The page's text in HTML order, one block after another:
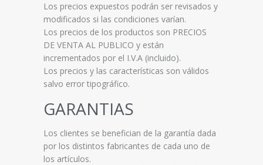
Los precios expuestos podrán ser revisados y
modificados si las condiciones varían.
Los precios de los productos son PRECIOS
DE VENTA AL PUBLICO y están
incrementados por el I.V.A (incluido).
Los precios y las características son válidos
salvo error tipográfico.
GARANTIAS
Los clientes se benefician de la garantía dada
por los distintos fabricantes de cada uno de
los artículos.